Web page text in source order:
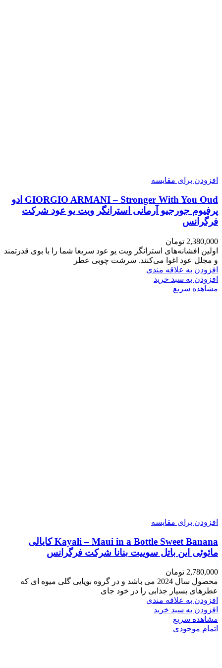
افزودن برای مقایسه
GIORGIO ARMANI – Stronger With You Oud ادو
پرفیوم جورجیو آرمانی استرانگر ویت یو عود شرکت
فرگرانس
2,380,000 تومان
اولین افشانه‌های استرانگر ویت یو عود سریعا شما را با بوی قدرتمند
و مجلل عود اغوا می‌کنند. سرشت چوبی عطر
افزودن به علاقه مندی
افزودن به سبد خرید
مشاهده سریع
افزودن برای مقایسه
Kayali – Maui in a Bottle Sweet Banana کایالی
مائوئی این باتل سوییت بنانا شرکت فرگرانس
2,780,000 تومان
محصول سال 2024 می باشد و در گروه بویایی گلی میوه ای که
عطرهای بسیار جذابی را در خود جای
افزودن به علاقه مندی
افزودن به سبد خرید
مشاهده سریع
اتمام موجودی